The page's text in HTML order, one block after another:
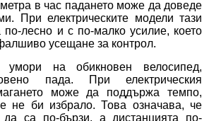
в час падането може да доведе
При електрическите модели тази
по-лесно и с по-малко усилие, което
усещане за контрол.
умори на обикновен велосипед,
пада. При електрическия
може да поддържа темпо,
не би избрало. Това означава, че
да са по-бързи, а дистанцията по-